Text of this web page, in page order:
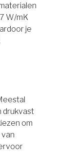
W/mK
je
drukvast
om